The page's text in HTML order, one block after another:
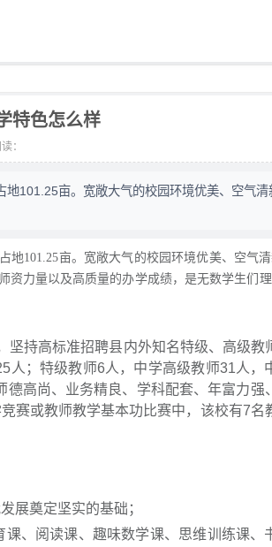
特色怎么样
：
101.25亩。宽敞大气的校园环境优美、空气清
亩。宽敞大气的校园环境优美、空气
资力量以及高质量的办学成绩，是无数学生们
坚持高标准招聘县内外知名特级、高级教
人；特级教师6人，中学高级教师31人，
高尚、业务精良、学科配套、年富力强
赛或教师教学基本功比赛中，该校有7名
展奠定坚实的基础；
、阅读课、趣味数学课、思维训练课、